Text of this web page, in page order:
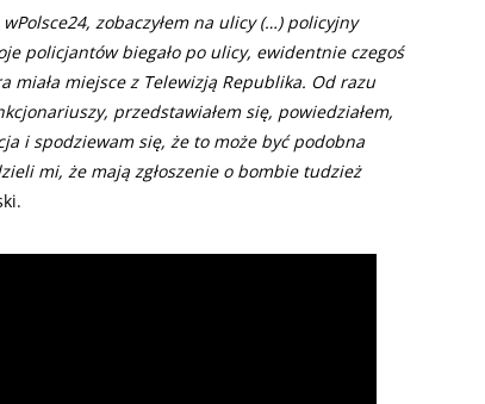
zobaczyłem na ulicy (…) policyjny
policjantów biegało po ulicy, ewidentnie czegoś
miała miejsce z Telewizją Republika. Od razu
przedstawiałem się, powiedziałem,
i spodziewam się, że to może być podobna
mi, że mają zgłoszenie o bombie tudzież